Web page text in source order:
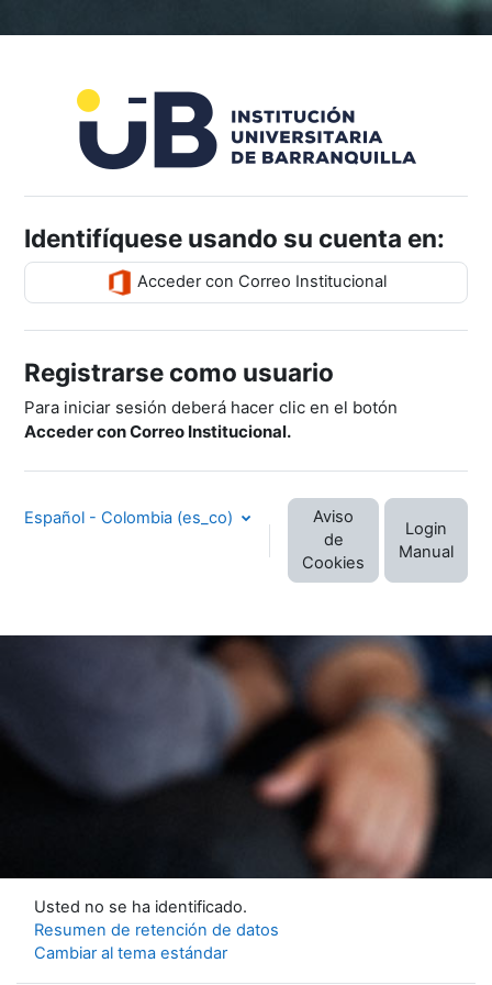
Entrar a Aula
Identifíquese usando su cuenta en:
Acceder con Correo Institucional
Registrarse como usuario
Para iniciar sesión deberá hacer clic en el botón
Acceder con Correo Institucional.
Español - Colombia ‎(es_co)‎
Aviso
de
Cookies
Login
Manual
Usted no se ha identificado.
Resumen de retención de datos
Cambiar al tema estándar